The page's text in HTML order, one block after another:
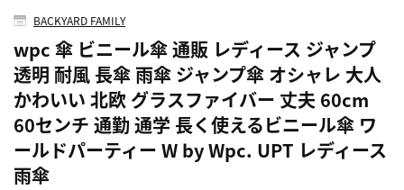
BACKYARD FAMILY
wpc 傘 ビニール傘 通販 レディース ジャンプ
透明 耐風 長傘 雨傘 ジャンプ傘 オシャレ 大人
かわいい 北欧 グラスファイバー 丈夫 60cm
60センチ 通勤 通学 長く使えるビニール傘 ワ
ールドパーティー W by Wpc. UPT レディース
雨傘